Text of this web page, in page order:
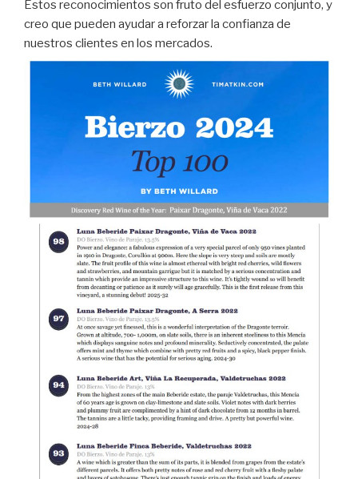
Estos reconocimientos son fruto del esfuerzo conjunto, y
creo que pueden ayudar a reforzar la confianza de
nuestros clientes en los mercados.